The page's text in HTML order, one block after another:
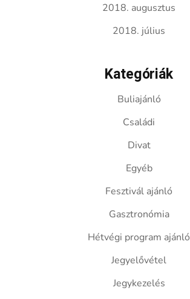
2018. augusztus
2018. július
Kategóriák
Buliajánló
Családi
Divat
Egyéb
Fesztivál ajánló
Gasztronómia
Hétvégi program ajánló
Jegyelővétel
Jegykezelés